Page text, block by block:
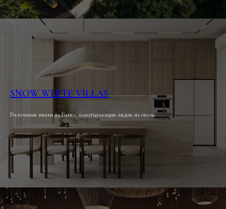
SNOW WHITE VILLAS
Роскошные виллы на Бали с захватывающим видом на океан